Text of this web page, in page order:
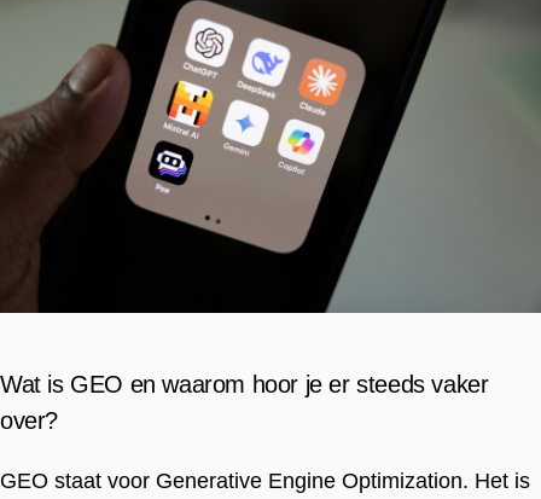
Wat is GEO en waarom hoor je er steeds vaker
over?
GEO staat voor Generative Engine Optimization. Het is